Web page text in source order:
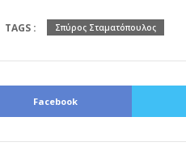
TAGS : Σπύρος Σταματόπουλος
Facebook